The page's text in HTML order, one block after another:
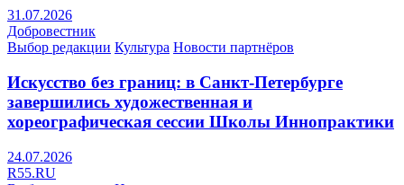
31.07.2026
Добровестник
Выбор редакции Культура Новости партнёров
Искусство без границ: в Санкт-Петербурге
завершились художественная и
хореографическая сессии Школы Иннопрактики
24.07.2026
R55.RU